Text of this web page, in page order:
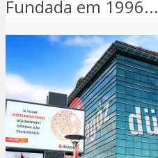
Fundada em 1996...